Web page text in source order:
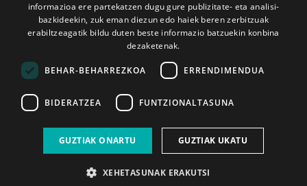
2026ko eka. 1a 2026ko mar. 1a
informazioa ere partekatzen dugu gure publizitate- eta analisi-
bazkideekin, zuk eman diezun edo haiek beren zerbitzuak
erabiltzeagatik bildu duten beste informazio batzuekin konbina
dezaketenak.
BEHAR-BEHARREZKOA ERRENDIMENDUA
BIDERATZEA FUNTZIONALTASUNA
GUZTIAK ONARTU GUZTIAK UKATU
XEHETASUNAK ERAKUTSI